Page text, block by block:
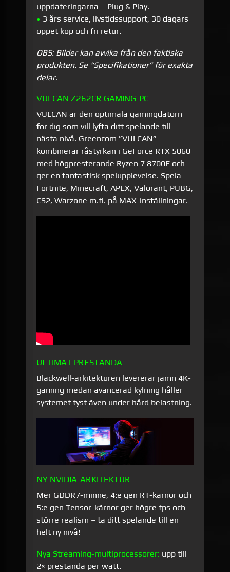
uppdateringarna – Plug & Play.
• 3 års service, livstidssupport, 30 dagars
öppet köp och fri retur.
OBS: Bilder kan avvika från den faktiska
produkten. Se “Specifikationer” för exakta
delar.
VULCAN Z262CR GAMING-PC
VULCAN är den optimala gamingdatorn
för dig som vill lyfta ditt spelande till
nästa nivå. Greencom ”VULCAN”
kombinerar råstyrkan i GeForce RTX 5060
med högpresterande Ryzen 7 8700F och
ger en fantastisk spelupplevelse. Spela
Fortnite, Minecraft, APEX, Valorant, PUBG,
CS2, Warzone m.fl. på MAX-inställningar.
ULTIMAT PRESTANDA
Blackwell-arkitekturen levererar jämn 4K-
gaming medan avancerad kylning håller
systemet tyst även under hård belastning.
NY NVIDIA-ARKITEKTUR
Mer GDDR7-minne, 4:e gen RT-kärnor och
5:e gen Tensor-kärnor ger högre fps och
större realism – ta ditt spelande till en
helt ny nivå!
Nya Streaming-multiprocessorer: upp till
2× prestanda per watt.